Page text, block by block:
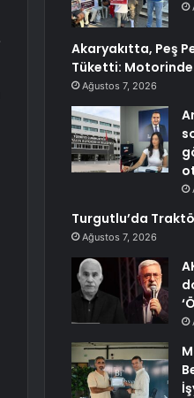
Akaryakıtta, Peş
Tüketti: Motorinde
Ağustos 7, 2026
Turgutlu’da
Ağustos 7, 2026